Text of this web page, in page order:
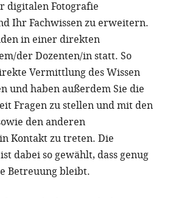
digitalen Fotografie
Ihr Fachwissen zu erweitern.
in einer direkten
der Dozenten/in statt. So
Vermittlung des Wissen
und haben außerdem Sie die
Fragen zu stellen und mit den
den anderen
Kontakt zu treten. Die
dabei so gewählt, dass genug
Betreuung bleibt.